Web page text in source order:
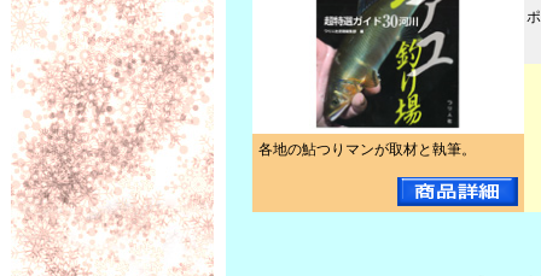
各地の鮎つりマンが取材と執筆。